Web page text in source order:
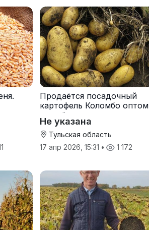
Продаётся посадочный
картофель Коломбо оптом
от трёх тонн
Не указана
Тульская область
17 апр 2026, 15:31 • 1 172